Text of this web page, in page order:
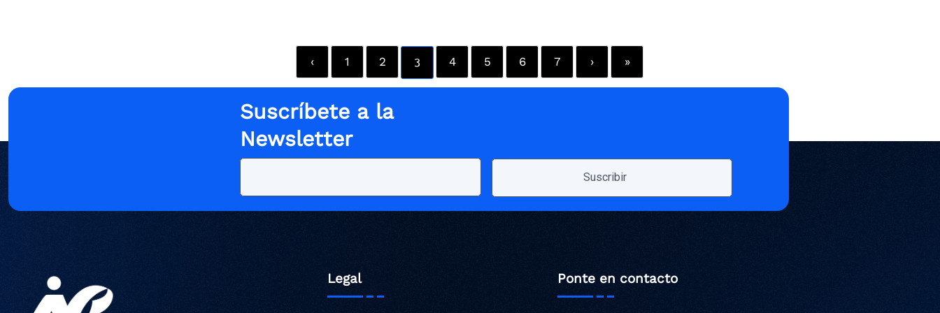
‹ 1 2 3 4 5 6 7 › »
Suscríbete a la
Newsletter
Legal Ponte en contacto